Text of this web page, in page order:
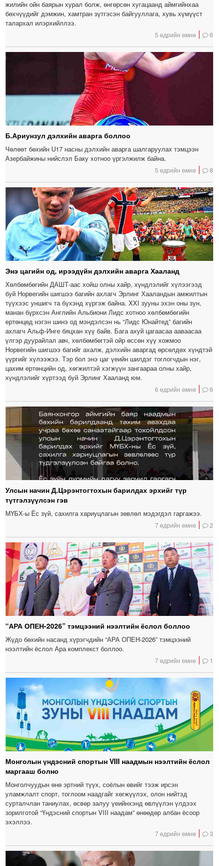
жилийн ойн баярын хурал болж, өнгөрсөн хугацаанд аймгийнхаа
бөхчүүдийг дэмжин, хамтран зүтгэсэн байгууллага, хувь хүмүүст
талархал илэрхийллээ.
5 өдрийн өмнө 6
Б.Ариунзул дэлхийн аварга боллоо
Чөлөөт бөхийн U17 насны дэлхийн аварга шалгаруулах тэмцээн
Азербайжины нийслэл Баку хотноо үргэлжилж байна.
5 өдрийн өмнө 8
Энэ цагийн од, ирээдүйн дэлхийн аварга Хааланд
Хөлбөмбөгийн ДАШТ-аас хойш олны хайр, хүндлэлийг хүлээгээд
буй Норвегийн шигшээ багийн ахлагч Эрлинг Хааландын амжилтын
түүхээс уншигч та бүхэнд хүргэж байна. XXI зууны эхэн оны зун,
манан бүрхсэн Английн Альбиони Лидс хотноо хөлбөмбөгийн
ертөнцөд нэгэн шинэ од мэндэлсэн нь “Лидс Юнайтед” багийн
ахлагч Альф-Инге бяцхан хүү байв. Бага ахуй цагаасаа ааваасаа
үлгэр дуурайлал авч, хөлбөмбөгтэй ойр өссөн хүү хожмоо
Норвегийн шигшээ багийг ахалж, дэлхийн аваргад өрсөлдөх хүндтэй
үүргийг хүлээжээ. Тэр бол энэ цаг үеийн шилдэг тоглогчдын нэг,
цахим ертөнцийн од, хөгжилтэй хэгжүүн зангаараа олны хайр,
хүндлэлийг хүртээд буй Эрлинг Хааланд юм.
6 өдрийн өмнө 6
Улсын начин Д.Цэрэнтогтохын барилдах эрхийг түр
түтгэлзүүлсэн гэв
МҮБХ-ы Ёс зүй, сахилга хариуцлагын зөвлөл мэдэгдэл гаргажээ.
7 өдрийн өмнө 2
“АРА ОПЕН-2026” тэмцээний нээлтийн ёслол боллоо
Жүдо бөхийн насанд хүрэгчдийн “АРА ОПЕН-2026” тэмцээний
нээлтийн ёслол Ара комплекст боллоо.
7 өдрийн өмнө 1
Монголын үндэсний спортын VIII наадмын нээлтийн ёслол
маргааш болно
Монголчуудын өнө эртний түүх, соёлын өвийг тээж ирсэн
уламжлалт спорт, тоглоом наадгайг хөгжүүлэх, олон нийтэд
сурталчлан таниулах, өсвөр залуу үеийнхэнд өвлүүлэн үлдээх
зорилготой “Үндэсний спортын VIII наадам” өнөөдөр албан ёсоор
эхэллээ.
7 өдрийн өмнө 3